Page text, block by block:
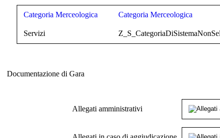
Categoria Merceologica Categoria Merceologica
Servizi
Documentazione di Gara
Allegati amministrativi